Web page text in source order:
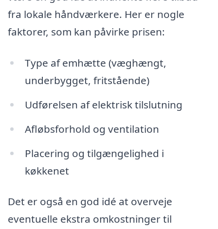
fra lokale håndværkere. Her er nogle
faktorer, som kan påvirke prisen:
Type af emhætte (væghængt,
underbygget, fritstående)
Udførelsen af elektrisk tilslutning
Afløbsforhold og ventilation
Placering og tilgængelighed i
køkkenet
Det er også en god idé at overveje
eventuelle ekstra omkostninger til